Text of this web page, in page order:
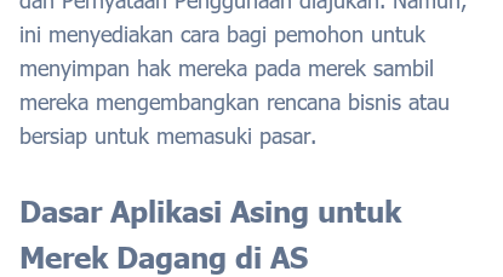
ini menyediakan cara bagi pemohon untuk
menyimpan hak mereka pada merek sambil
mereka mengembangkan rencana bisnis atau
bersiap untuk memasuki pasar.
Dasar Aplikasi Asing untuk
Merek Dagang di AS